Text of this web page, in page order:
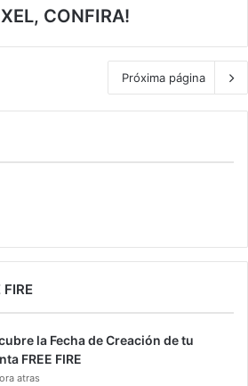
CONFIRA!
Próxima página
FIRE
la Fecha de Creación de tu
FREE FIRE
atras